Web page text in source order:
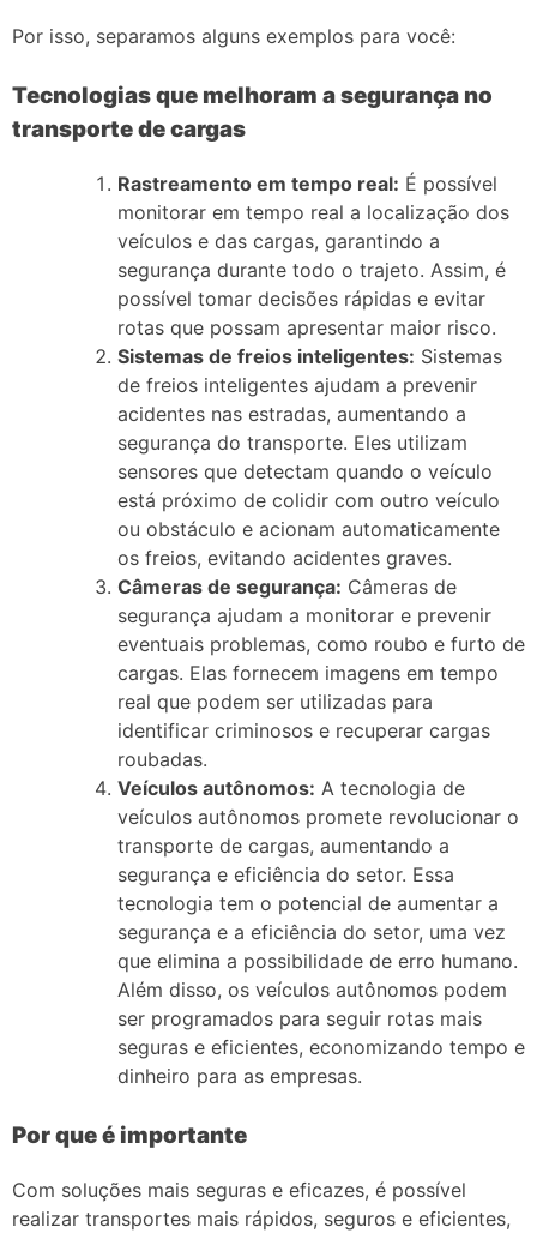
Por isso, separamos alguns exemplos para você:
Tecnologias que melhoram a segurança no
transporte de cargas
Rastreamento em tempo real: É possível
monitorar em tempo real a localização dos
veículos e das cargas, garantindo a
segurança durante todo o trajeto. Assim, é
possível tomar decisões rápidas e evitar
rotas que possam apresentar maior risco.
Sistemas de freios inteligentes: Sistemas
de freios inteligentes ajudam a prevenir
acidentes nas estradas, aumentando a
segurança do transporte. Eles utilizam
sensores que detectam quando o veículo
está próximo de colidir com outro veículo
ou obstáculo e acionam automaticamente
os freios, evitando acidentes graves.
Câmeras de segurança: Câmeras de
segurança ajudam a monitorar e prevenir
eventuais problemas, como roubo e furto de
cargas. Elas fornecem imagens em tempo
real que podem ser utilizadas para
identificar criminosos e recuperar cargas
roubadas.
Veículos autônomos: A tecnologia de
veículos autônomos promete revolucionar o
transporte de cargas, aumentando a
segurança e eficiência do setor. Essa
tecnologia tem o potencial de aumentar a
segurança e a eficiência do setor, uma vez
que elimina a possibilidade de erro humano.
Além disso, os veículos autônomos podem
ser programados para seguir rotas mais
seguras e eficientes, economizando tempo e
dinheiro para as empresas.
Por que é importante
Com soluções mais seguras e eficazes, é possível
realizar transportes mais rápidos, seguros e eficientes,